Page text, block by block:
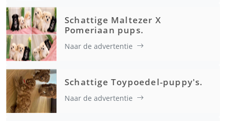
Schattige Maltezer X
Pomeriaan pups.
Naar de advertentie
Schattige Toypoedel-puppy's.
Naar de advertentie